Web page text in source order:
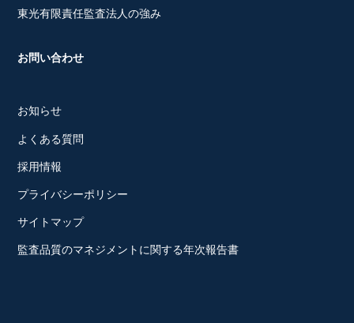
東光有限責任監査法人の強み
お問い合わせ
お知らせ
よくある質問
採用情報
プライバシーポリシー
サイトマップ
監査品質のマネジメントに関する年次報告書